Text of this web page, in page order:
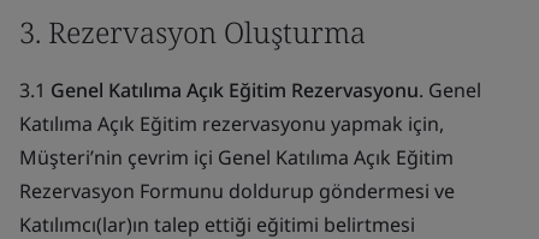
3. Rezervasyon Oluşturma
3.1 Genel Katılıma Açık Eğitim Rezervasyonu. Genel
Katılıma Açık Eğitim rezervasyonu yapmak için,
Müşteri’nin çevrim içi Genel Katılıma Açık Eğitim
Rezervasyon Formunu doldurup göndermesi ve
Katılımcı(lar)ın talep ettiği eğitimi belirtmesi